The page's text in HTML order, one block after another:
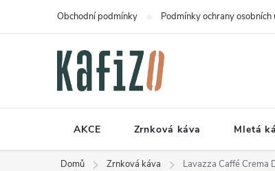
Obchodní podmínky Podmínky ochrany
AKCE Zrnková káva Mletá
Domů Zrnková káva Lavazza Caffé Crema